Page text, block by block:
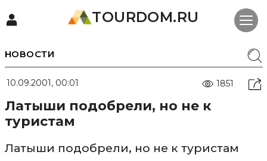
TOURDOM.RU
НОВОСТИ
10.09.2001, 00:01 1851
Латыши подобрели, но не к
туристам
Латыши подобрели, но не к туристам